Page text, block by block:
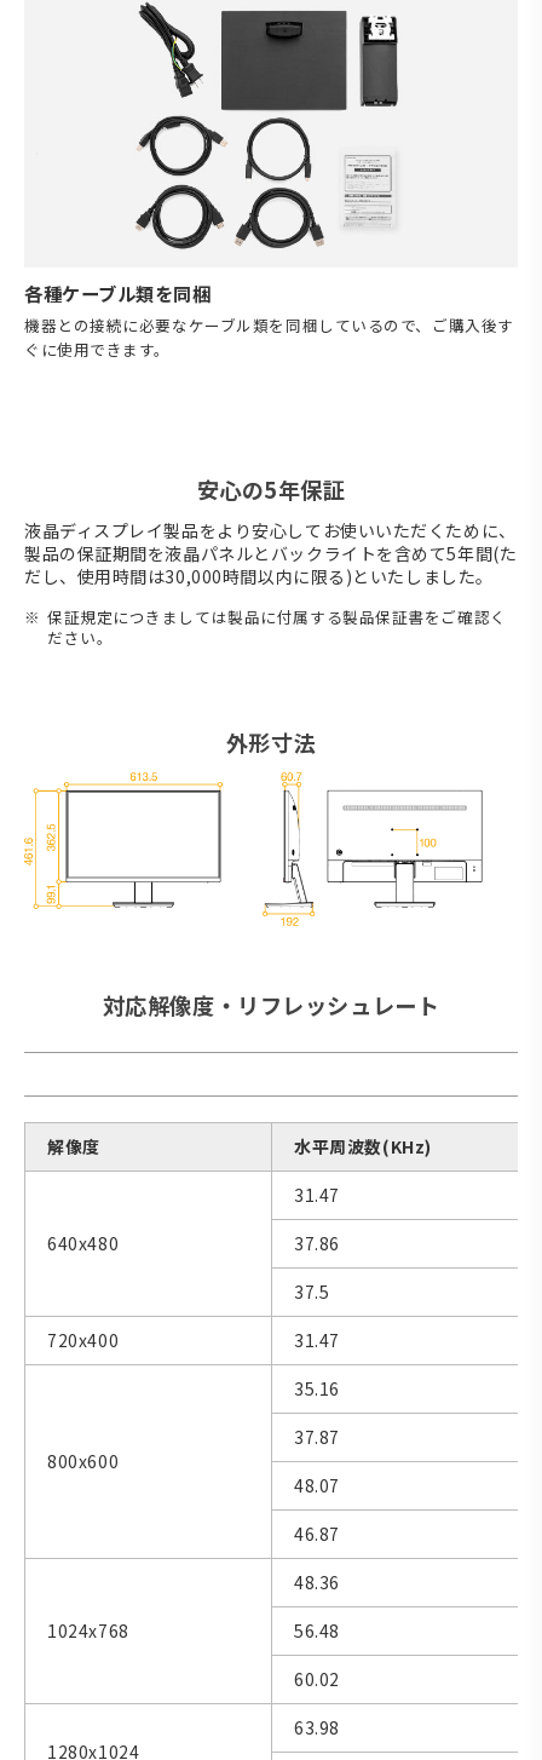
各種ケーブル類を同梱
機器との接続に必要なケーブル類を同梱しているので、ご購入後す
ぐに使用できます。
安心の5年保証
液晶ディスプレイ製品をより安心してお使いいただくために、
製品の保証期間を液晶パネルとバックライトを含めて5年間(た
だし、使用時間は30,000時間以内に限る)といたしました。
保証規定につきましては製品に付属する製品保証書をご確認く
ださい。
外形寸法
対応解像度・リフレッシュレート
解像度 水平周波数(KHz)
640x480
31.47
37.86
37.5
720x400
31.47
800x600
35.16
37.87
48.07
46.87
1024x768
48.36
56.48
60.02
1280x1024
63.98